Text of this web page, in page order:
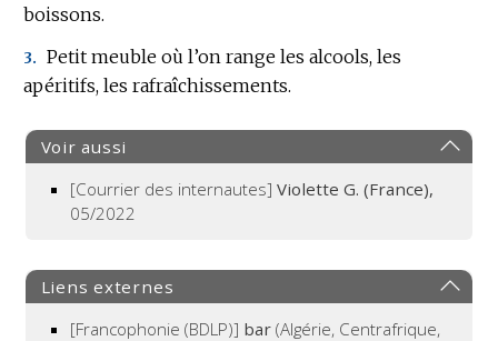
boissons.
3. Petit meuble où l’on range les alcools, les
apéritifs, les rafraîchissements.
Voir aussi
[Courrier des internautes]Violette G. (France),
05/2022
Liens externes
[Francophonie (BDLP)] bar (Algérie, Centrafrique,